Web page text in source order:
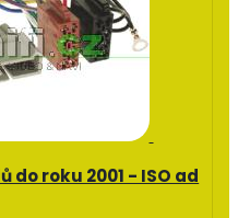
do roku 2001 - ISO ad